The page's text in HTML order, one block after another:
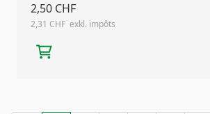
2,50 CHF
2,31 CHF